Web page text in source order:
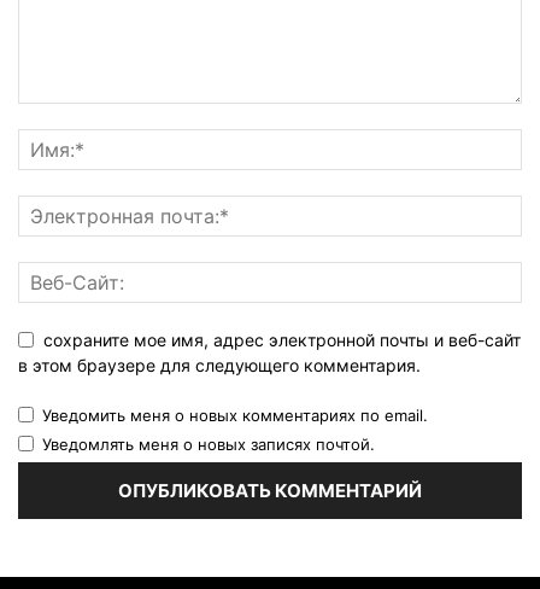
сохраните мое имя, адрес электронной почты и веб-сайт
в этом браузере для следующего комментария.
Уведомить меня о новых комментариях по email.
Уведомлять меня о новых записях почтой.